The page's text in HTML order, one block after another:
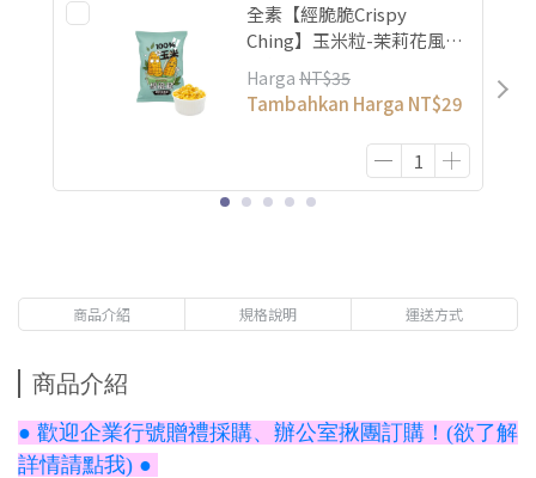
全素【經脆脆Crispy
Ching】玉米粒-茉莉花風味
單包入
Harga NT$35
Tambahkan Harga NT$29
商品介紹 規格說明 運送方式
商品介紹
● 歡迎企業行號贈禮採購、辦公室揪團訂購！(欲了解
詳情請點我) ●